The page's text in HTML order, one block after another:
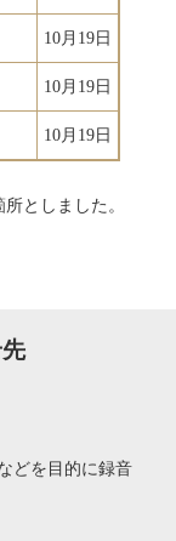
10月19日
10月19日
10月19日
としました。
どを目的に録音